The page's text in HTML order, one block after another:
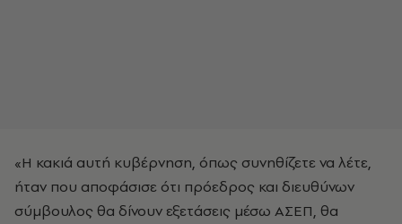
«Η κακιά αυτή κυβέρνηση, όπως συνηθίζετε να λέτε,
ήταν που αποφάσισε ότι πρόεδρος και διευθύνων
σύμβουλος θα δίνουν εξετάσεις μέσω ΑΣΕΠ, θα